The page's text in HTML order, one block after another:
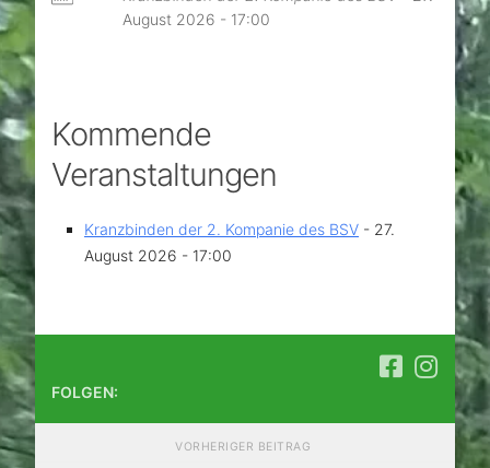
August 2026 - 17:00
Kommende
Veranstaltungen
Kranzbinden der 2. Kompanie des BSV - 27.
August 2026 - 17:00
FOLGEN:
VORHERIGER BEITRAG